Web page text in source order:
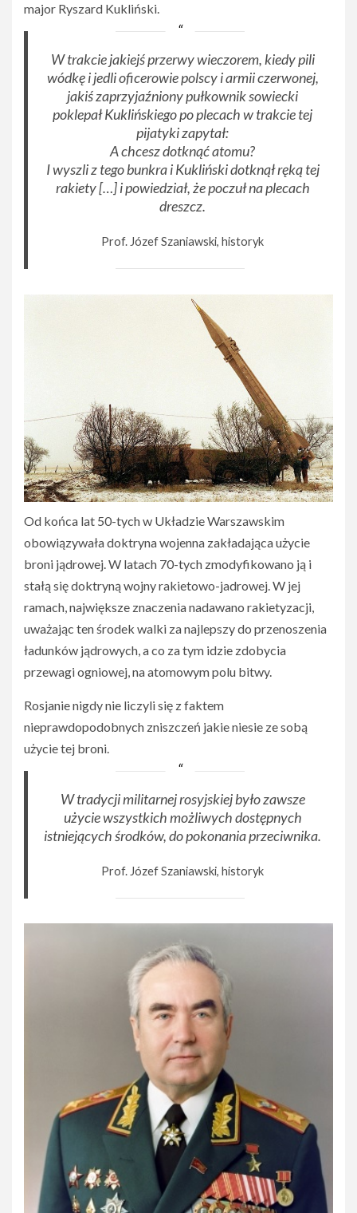
major Ryszard Kukliński.
W trakcie jakiejś przerwy wieczorem, kiedy pili
wódkę i jedli oficerowie polscy i armii czerwonej,
jakiś zaprzyjaźniony pułkownik sowiecki
poklepał Kuklińskiego po plecach w trakcie tej
pijatyki zapytał:
A chcesz dotknąć atomu?
I wyszli z tego bunkra i Kukliński dotknął ręką tej
rakiety […] i powiedział, że poczuł na plecach
dreszcz.
Prof. Józef Szaniawski, historyk
Od końca lat 50-tych w Układzie Warszawskim
obowiązywała doktryna wojenna zakładająca użycie
broni jądrowej. W latach 70-tych zmodyfikowano ją i
stałą się doktryną wojny rakietowo-jadrowej. W jej
ramach, największe znaczenia nadawano rakietyzacji,
uważając ten środek walki za najlepszy do przenoszenia
ładunków jądrowych, a co za tym idzie zdobycia
przewagi ogniowej, na atomowym polu bitwy.
Rosjanie nigdy nie liczyli się z faktem
nieprawdopodobnych zniszczeń jakie niesie ze sobą
użycie tej broni.
W tradycji militarnej rosyjskiej było zawsze
użycie wszystkich możliwych dostępnych
istniejących środków, do pokonania przeciwnika.
Prof. Józef Szaniawski, historyk